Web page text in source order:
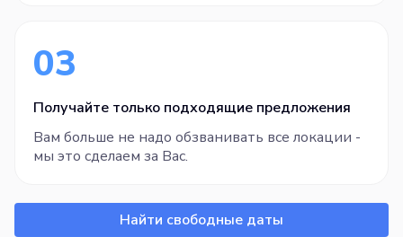
03
Получайте только подходящие предложения
Вам больше не надо обзванивать все локации -
мы это сделаем за Вас.
Найти свободные даты